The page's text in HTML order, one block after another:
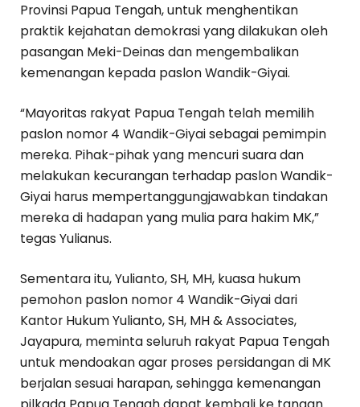
Provinsi Papua Tengah, untuk menghentikan
praktik kejahatan demokrasi yang dilakukan oleh
pasangan Meki-Deinas dan mengembalikan
kemenangan kepada paslon Wandik-Giyai.
“Mayoritas rakyat Papua Tengah telah memilih
paslon nomor 4 Wandik-Giyai sebagai pemimpin
mereka. Pihak-pihak yang mencuri suara dan
melakukan kecurangan terhadap paslon Wandik-
Giyai harus mempertanggungjawabkan tindakan
mereka di hadapan yang mulia para hakim MK,”
tegas Yulianus.
Sementara itu, Yulianto, SH, MH, kuasa hukum
pemohon paslon nomor 4 Wandik-Giyai dari
Kantor Hukum Yulianto, SH, MH & Associates,
Jayapura, meminta seluruh rakyat Papua Tengah
untuk mendoakan agar proses persidangan di MK
berjalan sesuai harapan, sehingga kemenangan